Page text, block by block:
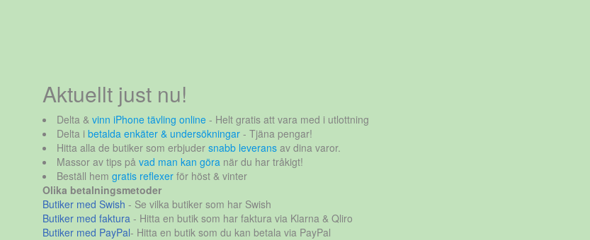
Aktuellt just nu!
Delta & vinn iPhone tävling online - Helt gratis att vara med i utlottning
Delta i betalda enkäter & undersökningar - Tjäna pengar!
Hitta alla de butiker som erbjuder snabb leveransav dina varor.
Massor av tips på vad man kan göranär du har tråkigt!
Beställ hem gratis reflexerför höst & vinter
Olika betalningsmetoder
Butiker med Swish - Se vilka butiker som har Swish
Butiker med faktura- Hitta en butik som har faktura via Klarna & Qliro
Butiker med PayPal- Hitta en butik som du kan betala via PayPal